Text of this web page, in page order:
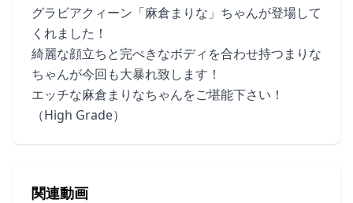
グラビアクィーン「麻倉まりな」ちゃんが登場して
くれました！
綺麗な顔立ちと完ぺきなボディを合わせ持つまりな
ちゃんが今回も大暴れ致します！
エッチな麻倉まりなちゃんをご堪能下さい！
（High Grade）
関連動画